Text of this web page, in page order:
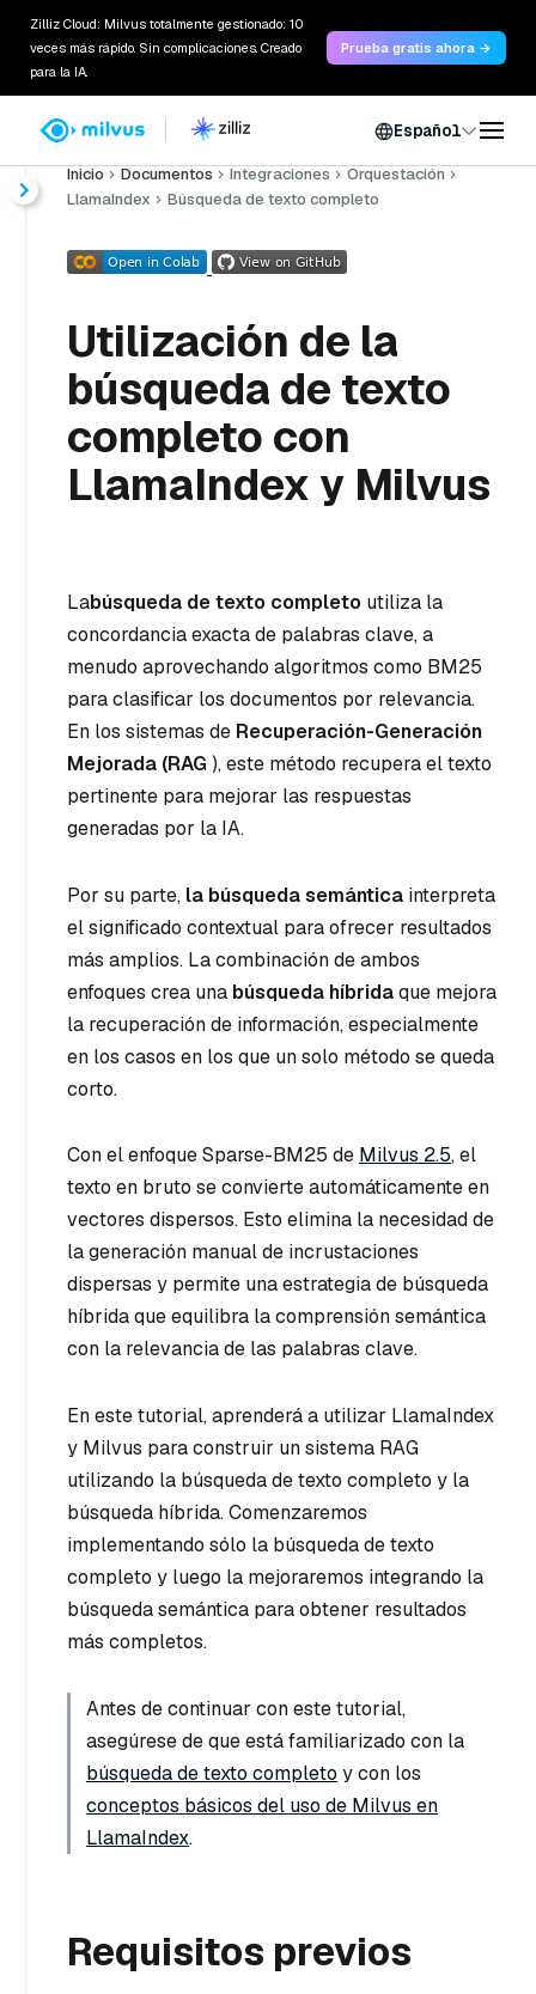
Zilliz Cloud: Milvus totalmente gestionado: 10
veces más rápido. Sin complicaciones. Creado
para la IA.
Prueba gratis ahora →
Español
Inicio Documentos Integraciones
Orquestación
LlamaIndex
Búsqueda de texto completo
Utilización de la
búsqueda de texto
completo con
LlamaIndex y Milvus
Labúsqueda de texto completo utiliza la
concordancia exacta de palabras clave, a
menudo aprovechando algoritmos como BM25
para clasificar los documentos por relevancia.
En los sistemas de Recuperación-Generación
Mejorada (RAG ), este método recupera el texto
pertinente para mejorar las respuestas
generadas por la IA.
Por su parte, la búsqueda semántica interpreta
el significado contextual para ofrecer resultados
más amplios. La combinación de ambos
enfoques crea una búsqueda híbridaque mejora
la recuperación de información, especialmente
en los casos en los que un solo método se queda
corto.
Con el enfoque Sparse-BM25 de Milvus 2.5, el
texto en bruto se convierte automáticamente en
vectores dispersos. Esto elimina la necesidad de
la generación manual de incrustaciones
dispersas y permite una estrategia de búsqueda
híbrida que equilibra la comprensión semántica
con la relevancia de las palabras clave.
En este tutorial, aprenderá a utilizar LlamaIndex
y Milvus para construir un sistema RAG
utilizando la búsqueda de texto completo y la
búsqueda híbrida. Comenzaremos
implementando sólo la búsqueda de texto
completo y luego la mejoraremos integrando la
búsqueda semántica para obtener resultados
más completos.
Antes de continuar con este tutorial,
asegúrese de que está familiarizado con la
búsqueda de texto completo y con los
conceptos básicos del uso de Milvus en
LlamaIndex.
Requisitos previos